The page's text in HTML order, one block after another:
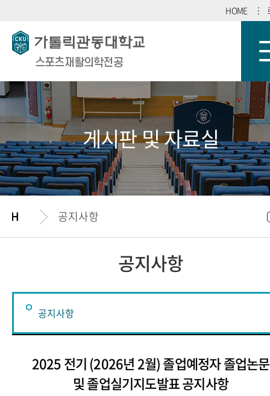
HOME
스포츠재활의학전공
게시판 및 자료실
공지사항
공지사항
공지사항
동아리
2025 전기 (2026년 2월) 졸업예정자 졸업논문
및 졸업실기지도발표 공지사항